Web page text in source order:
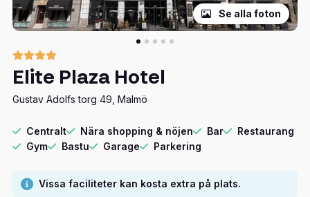
Se alla foton
Elite Plaza Hotel
Gustav Adolfs torg 49, Malmö
Centralt Nära shopping & nöjen Bar
Restaurang
Gym
Bastu Garage Parkering
Vissa faciliteter kan kosta extra på plats.